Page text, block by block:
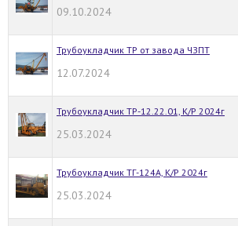
09.10.2024
Трубоукладчик ТР от завода ЧЗПТ
12.07.2024
Трубоукладчик ТР-12.22.01, К/Р 2024г
25.03.2024
Трубоукладчик ТГ-124А, К/Р 2024г
25.03.2024